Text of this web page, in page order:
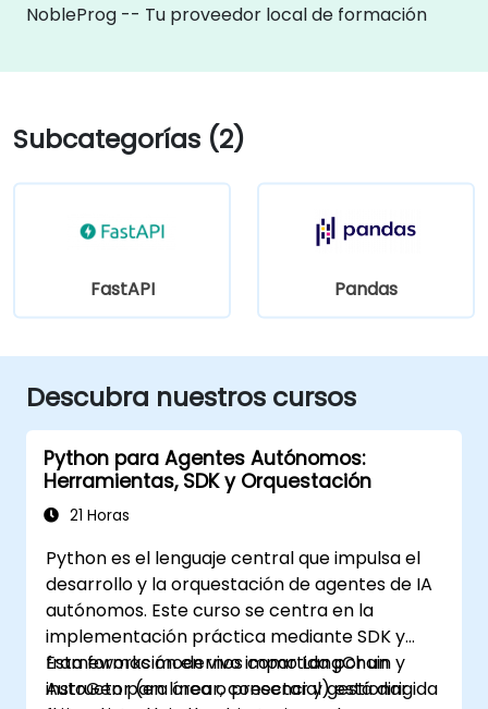
NobleProg -- Tu proveedor local de formación
Subcategorías (2)
FastAPI Pandas
Descubra nuestros cursos
Python para Agentes Autónomos:
Herramientas, SDK y Orquestación
21 Horas
Python es el lenguaje central que impulsa el
desarrollo y la orquestación de agentes de IA
autónomos. Este curso se centra en la
implementación práctica mediante SDK y
frameworks modernos como LangChain y
AutoGen para crear, conectar y gestionar
Esta formación en vivo impartida por un
instructor (en línea o presencial) está dirigida